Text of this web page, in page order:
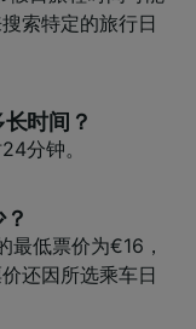
索特定的旅行日
时间？
分钟。
低票价为€16，
还因所选乘车日